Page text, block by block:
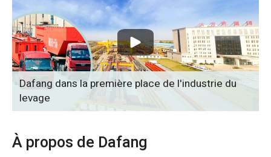
Dafang dans la première place de l'industrie du
levage
À propos de Dafang
Dansk
Norsk
O‘zbekcha